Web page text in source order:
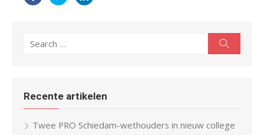
for:
Recente artikelen
Twee PRO Schiedam-wethouders in nieuw college